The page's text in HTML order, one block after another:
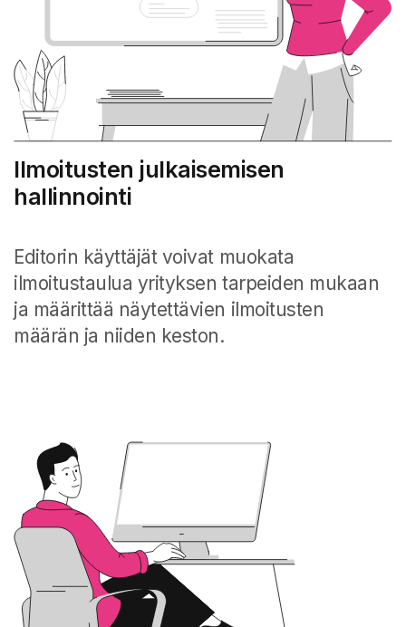
Ilmoitusten julkaisemisen
hallinnointi
Editorin käyttäjät voivat muokata
ilmoitustaulua yrityksen tarpeiden mukaan
ja määrittää näytettävien ilmoitusten
määrän ja niiden keston.